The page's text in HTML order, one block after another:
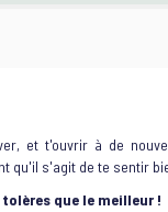
et t'ouvrir à de
qu'il s'agit de te sentir
que le meilleur !